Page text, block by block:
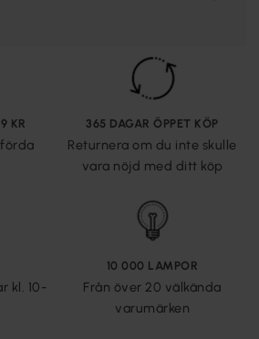
KR 365 DAGAR ÖPPET KÖP
Returnera om du inte skulle
vara nöjd med ditt köp
kl. 10-
10 000 LAMPOR
Från över 20 välkända
varumärken